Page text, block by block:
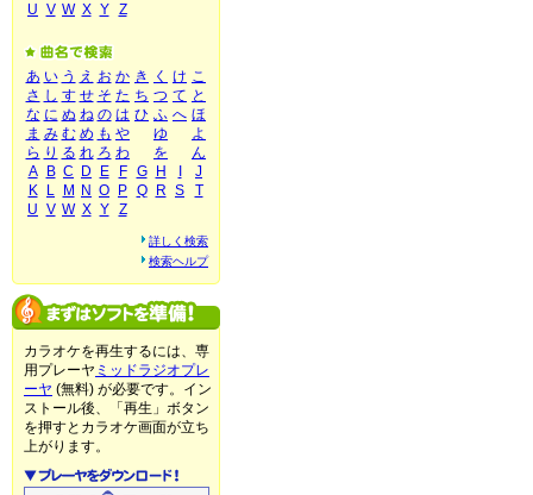
U V W X Y Z
あ い う え お か き く け こ
さ し す せ そ た ち つ て と
な に ぬ ね の は ひ ふ へ ほ
ま み む め も や ゆ
よ
ら り る れ ろ わ を
ん
A
B C D E F G H
J
K
L M N O P Q R S
T
U V W X Y Z
詳しく検索
検索ヘルプ
カラオケを再生するには、専
用プレーヤ ミッドラジオプレ
ーヤ (無料) が必要です。イン
ストール後、「再生」ボタン
を押すとカラオケ画面が立ち
上がります。